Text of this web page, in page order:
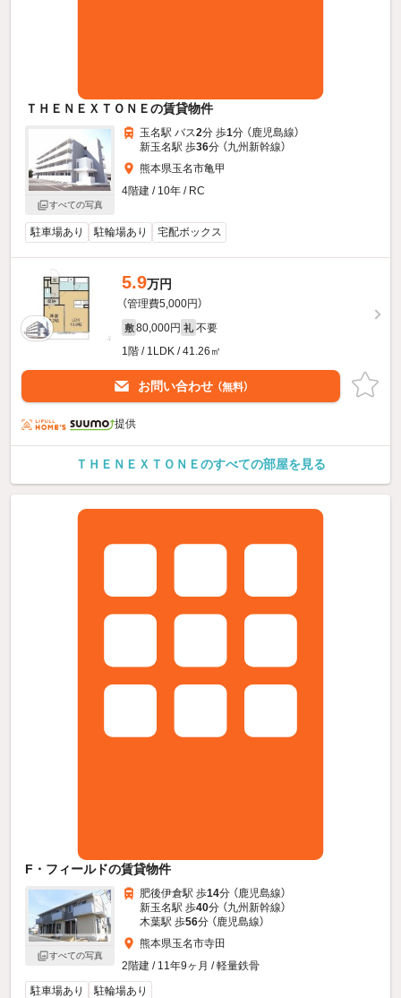
ＴＨＥＮＥＸＴＯＮＥの賃貸物件
すべての写真
玉名駅 バス2分 歩1分 （鹿児島線）
新玉名駅 歩36分 （九州新幹線）
熊本県玉名市亀甲
4階建 / 10年 / RC
駐車場あり 駐輪場あり 宅配ボックス
5.9万円
（管理費5,000円）
敷 80,000円 礼 不要
1階 / 1LDK / 41.26㎡
お問い合わせ （無料）
提供
ＴＨＥＮＥＸＴＯＮＥのすべての部屋を見る
F・フィールドの賃貸物件
すべての写真
肥後伊倉駅 歩14分 （鹿児島線）
新玉名駅 歩40分 （九州新幹線）
木葉駅 歩56分 （鹿児島線）
熊本県玉名市寺田
2階建 / 11年9ヶ月 / 軽量鉄骨
駐車場あり
駐輪場あり